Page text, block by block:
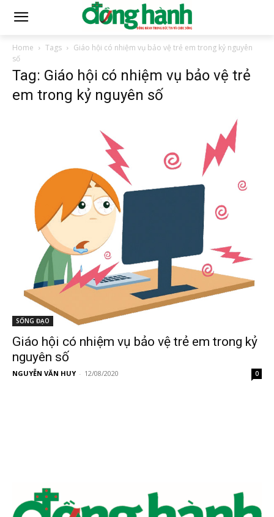
Home Tags
Giáo hội có nhiệm vụ bảo vệ trẻ em trong kỷ nguyên
số
Tag: Giáo hội có nhiệm vụ bảo vệ trẻ
em trong kỷ nguyên số
SỐNG ĐẠO
Giáo hội có nhiệm vụ bảo vệ trẻ em trong kỷ
nguyên số
NGUYỄN VĂN HUY - 12/08/2020 0